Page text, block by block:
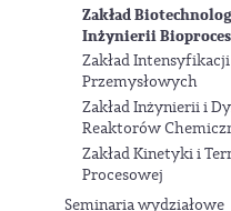
Zakład
Inżynierii
Zakład
Przemysłowych
Zakład Inżynierii i
Reaktorów
Zakład Kinetyki i
Procesowej
Seminaria wydziałowe